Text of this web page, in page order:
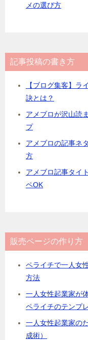
メの選び方
記事投稿の書き方
【ブログ集客】ラ
訣とは？
アメブロが沢山読
プ
アメブロの記事ネ
方
アメブロ記事タイ
ペOK
販売ページの作り方
ペライチで一人女
方法
一人女性起業家が
ペライチのテンプ
一人女性起業家の
成術）